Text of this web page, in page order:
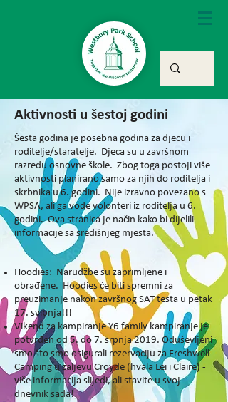
Aktivnosti u šestoj godini
Šesta godina je posebna godina za djecu i
roditelje/staratelje. Djeca su u završnom
razredu osnovne škole. Zbog toga postoji više
aktivnosti planirano samo za njih do roditelja i
skrbnika u 6. godini. Nije izravno povezano s
WPSA, ali ga vode volonteri iz roditelja u 6.
godini. Ova stranica je način kako bi dijelili
informacije sa središnjeg mjesta.
Hoodies: Narudžbe su zaprimljene i
obrađene. Hoodies će biti spremni za
preuzimanje nakon završnog SAT testa u petak
17. svibnja!!!
Vikend za kampiranje Y6 family kampiranje je
potvrđen od 5. do 7. srpnja 2019. Oduševljeni
smo što smo osigurali rezervaciju za Freshwell
Camping u zaljevu Croyde (hvala Lei i Claire) -
više informacija slijedi, ali stavite u svoj
dnevnik sada!